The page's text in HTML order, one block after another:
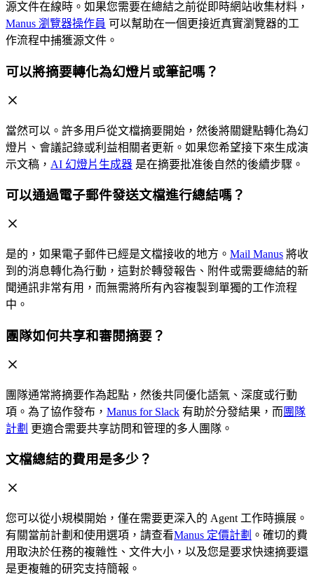
源文件在線時。如果您需要在總結之前從即時網站收集材料，
Manus 瀏覽器操作員 可以幫助在一個更接近真實瀏覽器的工
作流程中捕獲源文件。
可以將摘要轉化為幻燈片或筆記嗎？
當然可以。許多用戶從文檔摘要開始，然後將關鍵點轉化為幻
燈片、會議記錄或利益相關者更新。如果您希望接下來生成演
示文稿， AI 幻燈片生成器 是在摘要批准後自然的後續步驟。
可以通過電子郵件發送文檔進行總結嗎？
是的，如果電子郵件已經是文檔接收的地方。 Mail Manus 將收
到的消息轉化為行動，這對於轉發報告、附件或需要總結的新
聞通訊非常有用，而無需將所有內容複製到單獨的工作流程
中。
團隊如何共享和審閱摘要？
團隊通常將摘要作為起點，然後共同優化語氣、深度或行動
項。為了協作發布， Manus for Slack 有助於分發結果，而 團隊
計劃 更適合需要共享訪問和管理的多人團隊。
文檔總結的費用是多少？
您可以從小規模開始，僅在需要更深入的 Agent 工作時擴展。
有關當前計劃和使用選項，請查看Manus 定價計劃 。確切的費
用取決於任務的複雜性、文件大小，以及您是要求快速摘要還
是更複雜的研究支持簡報。